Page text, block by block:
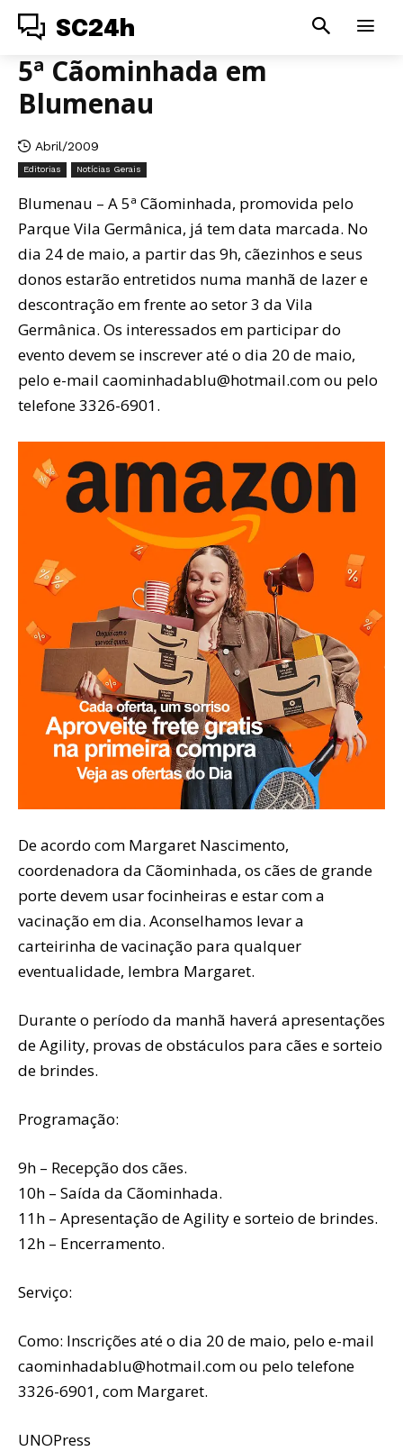
SC24h
5ª Cãominhada em
Blumenau
Abril/2009
Editorias Notícias Gerais
Blumenau – A 5ª Cãominhada, promovida pelo
Parque Vila Germânica, já tem data marcada. No
dia 24 de maio, a partir das 9h, cãezinhos e seus
donos estarão entretidos numa manhã de lazer e
descontração em frente ao setor 3 da Vila
Germânica. Os interessados em participar do
evento devem se inscrever até o dia 20 de maio,
pelo e-mail caominhadablu@hotmail.com ou pelo
telefone 3326-6901.
De acordo com Margaret Nascimento,
coordenadora da Cãominhada, os cães de grande
porte devem usar focinheiras e estar com a
vacinação em dia. Aconselhamos levar a
carteirinha de vacinação para qualquer
eventualidade, lembra Margaret.
Durante o período da manhã haverá apresentações
de Agility, provas de obstáculos para cães e sorteio
de brindes.
Programação:
9h – Recepção dos cães.
10h – Saída da Cãominhada.
11h – Apresentação de Agility e sorteio de brindes.
12h – Encerramento.
Serviço:
Como: Inscrições até o dia 20 de maio, pelo e-mail
caominhadablu@hotmail.com ou pelo telefone
3326-6901, com Margaret.
UNOPress